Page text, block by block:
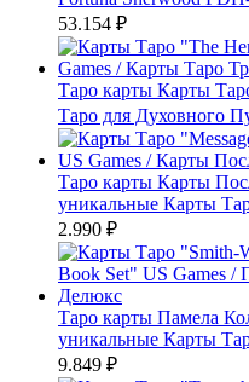
53.154 ₽
Таро карты Карты
Таро для Духовного
Таро карты Карты
уникальные Карты
2.990 ₽
Таро карты Памела
уникальные Карты
9.849 ₽